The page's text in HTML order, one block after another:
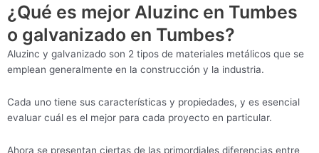
¿Qué es mejor Aluzinc en Tumbes
o galvanizado en Tumbes?
Aluzinc y galvanizado son 2 tipos de materiales metálicos que se
emplean generalmente en la construcción y la industria.
Cada uno tiene sus características y propiedades, y es esencial
evaluar cuál es el mejor para cada proyecto en particular.
Ahora se presentan ciertas de las primordiales diferencias entre